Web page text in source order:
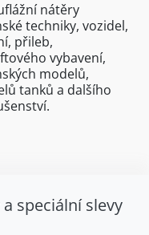
nátěry
techniky, vozidel,
přileb,
vybavení,
modelů,
tanků a dalšího
speciální slevy